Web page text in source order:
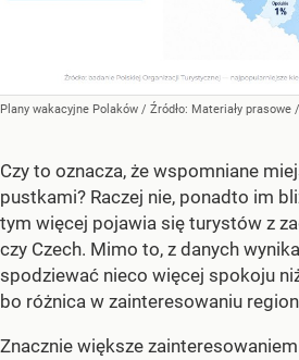
Plany wakacyjne Polaków / Źródło: Materiały prasowe /
Czy to oznacza, że wspomniane
pustkami? Raczej nie, ponadto im
tym więcej pojawia się turystów z
czy Czech. Mimo to, z danych
spodziewać nieco więcej spokoju
bo różnica w zainteresowaniu
Znacznie większe zainteresowaniem